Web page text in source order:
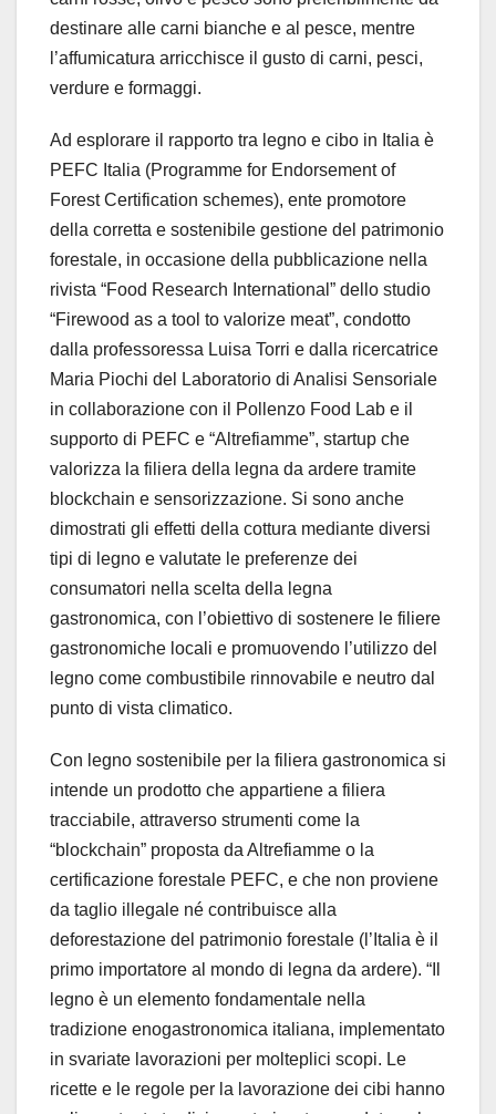
destinare alle carni bianche e al pesce, mentre
l’affumicatura arricchisce il gusto di carni, pesci,
verdure e formaggi.
Ad esplorare il rapporto tra legno e cibo in Italia è
PEFC Italia (Programme for Endorsement of
Forest Certification schemes), ente promotore
della corretta e sostenibile gestione del patrimonio
forestale, in occasione della pubblicazione nella
rivista “Food Research International” dello studio
“Firewood as a tool to valorize meat”, condotto
dalla professoressa Luisa Torri e dalla ricercatrice
Maria Piochi del Laboratorio di Analisi Sensoriale
in collaborazione con il Pollenzo Food Lab e il
supporto di PEFC e “Altrefiamme”, startup che
valorizza la filiera della legna da ardere tramite
blockchain e sensorizzazione. Si sono anche
dimostrati gli effetti della cottura mediante diversi
tipi di legno e valutate le preferenze dei
consumatori nella scelta della legna
gastronomica, con l’obiettivo di sostenere le filiere
gastronomiche locali e promuovendo l’utilizzo del
legno come combustibile rinnovabile e neutro dal
punto di vista climatico.
Con legno sostenibile per la filiera gastronomica si
intende un prodotto che appartiene a filiera
tracciabile, attraverso strumenti come la
“blockchain” proposta da Altrefiamme o la
certificazione forestale PEFC, e che non proviene
da taglio illegale né contribuisce alla
deforestazione del patrimonio forestale (l’Italia è il
primo importatore al mondo di legna da ardere). “Il
legno è un elemento fondamentale nella
tradizione enogastronomica italiana, implementato
in svariate lavorazioni per molteplici scopi. Le
ricette e le regole per la lavorazione dei cibi hanno